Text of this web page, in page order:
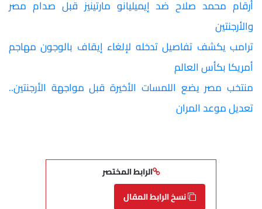
أرقام محمد صلاح ضد إيميليانو مارتينيز قبل صدام مصر
والأرجنتين
ترامب يكشف تفاصيل تدخله لإلغاء إيقاف بالوجون مهاجم
أمريكا بكأس العالم
منتخب مصر يضع اللمسات الأخيرة قبل مواجهة الأرجنتين..
تعديل موعد المران
الرابط المختصر
نسخ الرابط المقال